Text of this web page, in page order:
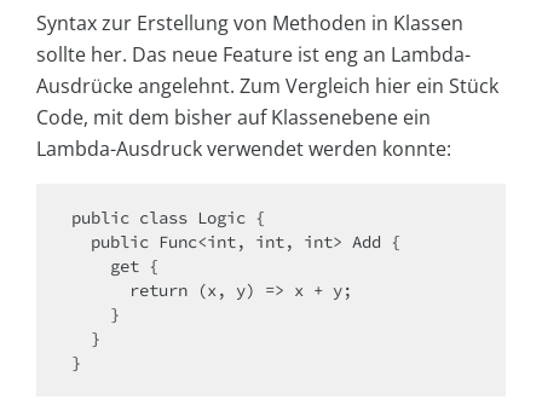
Syntax zur Erstellung von Methoden in Klassen
sollte her. Das neue Feature ist eng an Lambda-
Ausdrücke angelehnt. Zum Vergleich hier ein Stück
Code, mit dem bisher auf Klassenebene ein
Lambda-Ausdruck verwendet werden konnte:
public class Logic {
}